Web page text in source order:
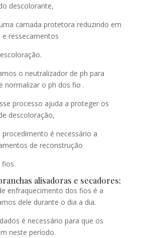
descolorante,
camada protetora reduzindo em
ressecamentos
o neutralizador de ph para
normalizar o ph dos fio .
processo ajuda a proteger os
descoloração,
procedimento é necessário a
de reconstrução
alisadoras e secadores;
enfraquecimento dos fios é a
dele durante o dia a dia.
é necessário para que os
neste período.